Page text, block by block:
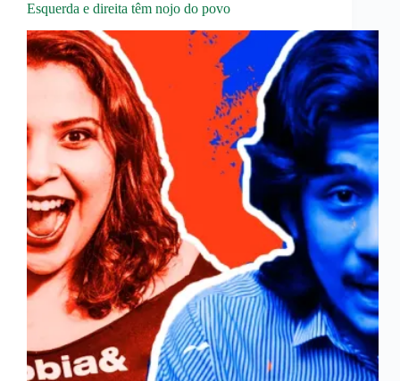
Esquerda e direita têm nojo do povo